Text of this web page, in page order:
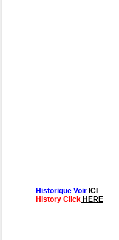
Historique Voir ICI
History Click HERE